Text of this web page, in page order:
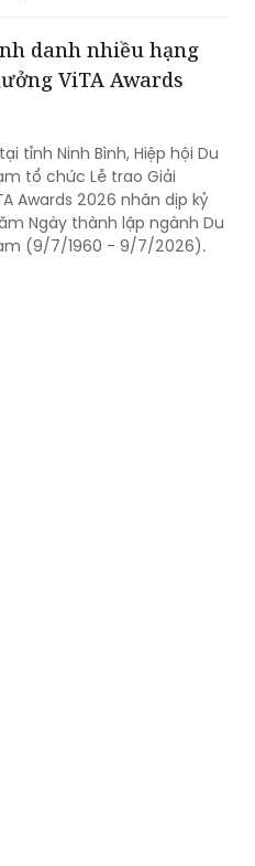
danh nhiều hạng
ViTA Awards
tỉnh Ninh Bình, Hiệp hội Du
tổ chức Lễ trao Giải
Awards 2026 nhân dịp kỷ
Ngày thành lập ngành Du
(9/7/1960 - 9/7/2026).